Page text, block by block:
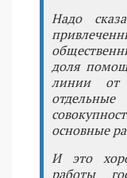
Надо
доля
линии от
основные
И это
работы